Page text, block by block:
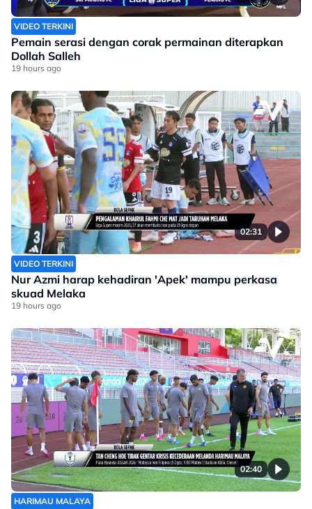
VIDEO TERKINI
Pemain serasi dengan corak permainan diterapkan
Dollah Salleh
19 hours ago
02:31
VIDEO TERKINI
Nur Azmi harap kehadiran 'Apek' mampu perkasa
skuad Melaka
19 hours ago
02:40
HARIMAU MALAYA